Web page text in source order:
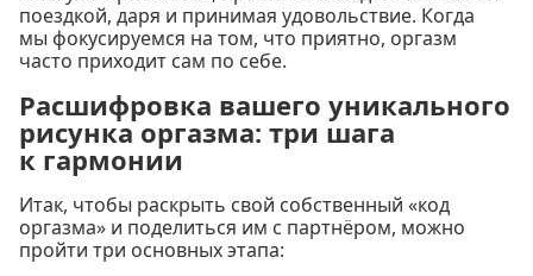
поездкой, даря и принимая удовольствие. Когда
мы фокусируемся на том, что приятно, оргазм
часто приходит сам по себе.
Расшифровка вашего уникального
рисунка оргазма: три шага
к гармонии
Итак, чтобы раскрыть свой собственный «код
оргазма» и поделиться им с партнёром, можно
пройти три основных этапа: